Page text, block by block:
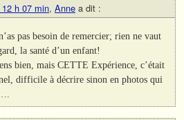
h 07 min, Anne a dit :
pas besoin de remercier; rien ne vaut
la santé d’un enfant!
bien, mais CETTE Expérience, c’était
difficile à décrire sinon en photos qui